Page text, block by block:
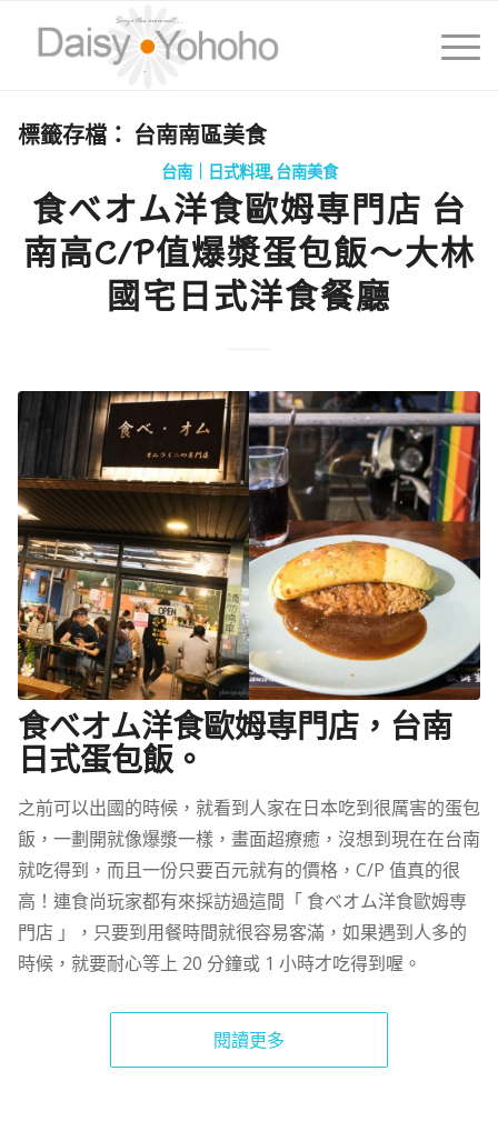
標籤存檔： 台南南區美食
台南｜日式料理,台南美食
食べオム洋食歐姆専門店 台
南高C/P值爆漿蛋包飯～大林
國宅日式洋食餐廳
食べオム洋食歐姆専門店，台南
日式蛋包飯。
之前可以出國的時候，就看到人家在日本吃到很厲害的蛋包
飯，一劃開就像爆漿一樣，畫面超療癒，沒想到現在在台南
就吃得到，而且一份只要百元就有的價格，C/P 值真的很
高！連食尚玩家都有來採訪過這間「 食べオム洋食歐姆専
門店 」，只要到用餐時間就很容易客滿，如果遇到人多的
時候，就要耐心等上 20 分鐘或 1 小時才吃得到喔。
閱讀更多